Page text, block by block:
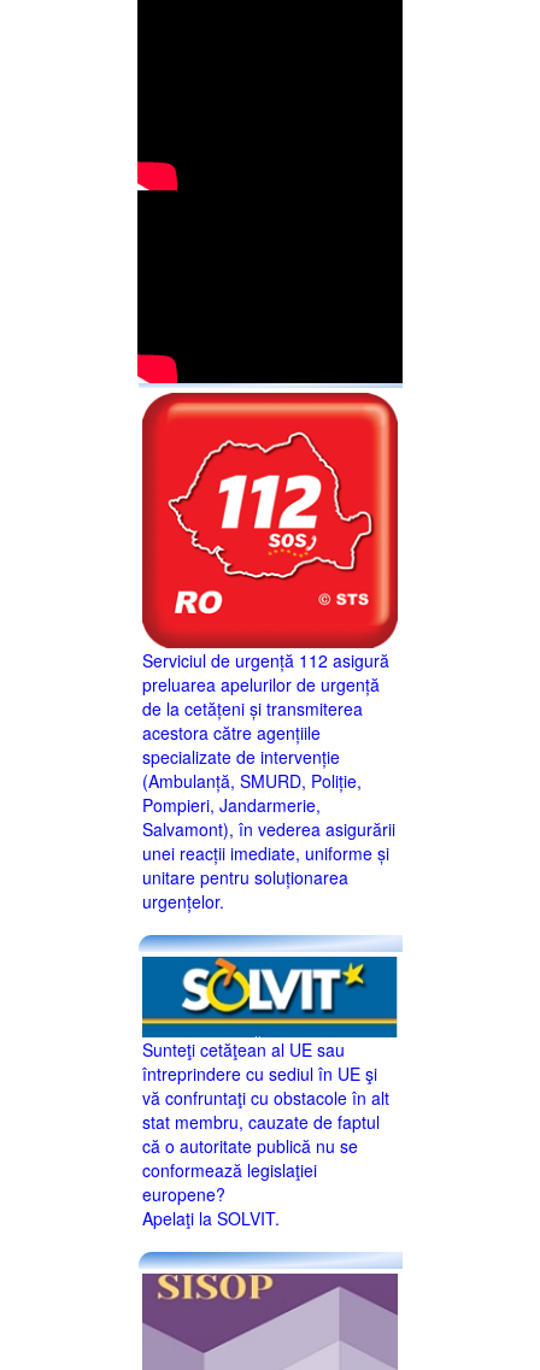
Serviciul de urgență 112 asigură
preluarea apelurilor de urgență
de la cetățeni și transmiterea
acestora către agențiile
specializate de intervenție
(Ambulanță, SMURD, Poliție,
Pompieri, Jandarmerie,
Salvamont), în vederea asigurării
unei reacții imediate, uniforme și
unitare pentru soluționarea
urgențelor.
Sunteţi cetăţean al UE sau
întreprindere cu sediul în UE şi
vă confruntaţi cu obstacole în alt
stat membru, cauzate de faptul
că o autoritate publică nu se
conformează legislaţiei
europene?
Apelaţi la SOLVIT.